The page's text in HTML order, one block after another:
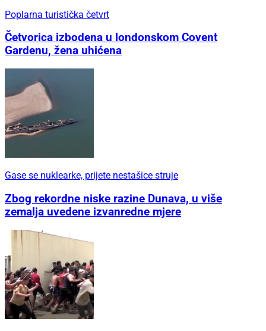
Poplarna turistička četvrt
Četvorica izbodena u londonskom Covent
Gardenu, žena uhićena
Gase se nuklearke, prijete nestašice struje
Zbog rekordne niske razine Dunava, u više
zemalja uvedene izvanredne mjere